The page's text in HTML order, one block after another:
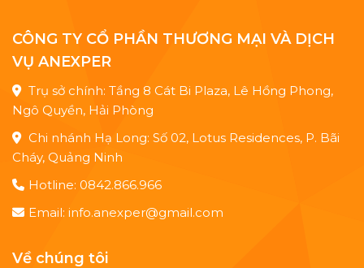
CÔNG TY CỔ PHẦN THƯƠNG MẠI VÀ DỊCH
VỤ ANEXPER
Trụ sở chính: Tầng 8 Cát Bi Plaza, Lê Hồng Phong,
Ngô Quyền, Hải Phòng
Chi nhánh Hạ Long: Số 02, Lotus Residences, P. Bãi
Cháy, Quảng Ninh
Hotline: 0842.866.966
Email: info.anexper@gmail.com
Về chúng tôi